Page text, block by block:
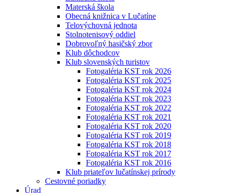
Materská škola
Obecná knižnica v Lučatíne
Telovýchovná jednota
Stolnotenisový oddiel
Dobrovoľný hasičský zbor
Klub dôchodcov
Klub slovenských turistov
Fotogaléria KST rok 2026
Fotogaléria KST rok 2025
Fotogaléria KST rok 2024
Fotogaléria KST rok 2023
Fotogaléria KST rok 2022
Fotogaléria KST rok 2021
Fotogaléria KST rok 2020
Fotogaléria KST rok 2019
Fotogaléria KST rok 2018
Fotogaléria KST rok 2017
Fotogaléria KST rok 2016
Klub priateľov lučatínskej prírody
Cestovné poriadky
Úrad